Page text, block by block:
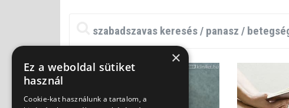
×
Ez a weboldal sütiket
használ
Cookie-kat használunk a tartalom, a